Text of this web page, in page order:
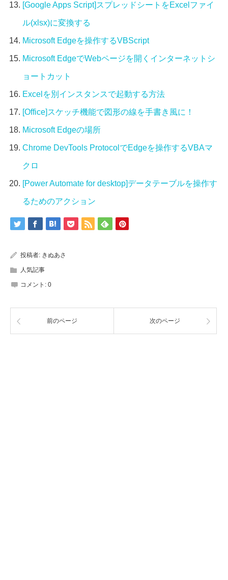
[Google Apps Script]スプレッドシートをExcelファイ
ル(xlsx)に変換する
Microsoft Edgeを操作するVBScript
Microsoft EdgeでWebページを開くインターネットシ
ョートカット
Excelを別インスタンスで起動する方法
[Office]スケッチ機能で図形の線を手書き風に！
Microsoft Edgeの場所
Chrome DevTools ProtocolでEdgeを操作するVBAマ
クロ
[Power Automate for desktop]データテーブルを操作す
るためのアクション
投稿者: きぬあさ
人気記事
コメント: 0
前のページ 次のページ